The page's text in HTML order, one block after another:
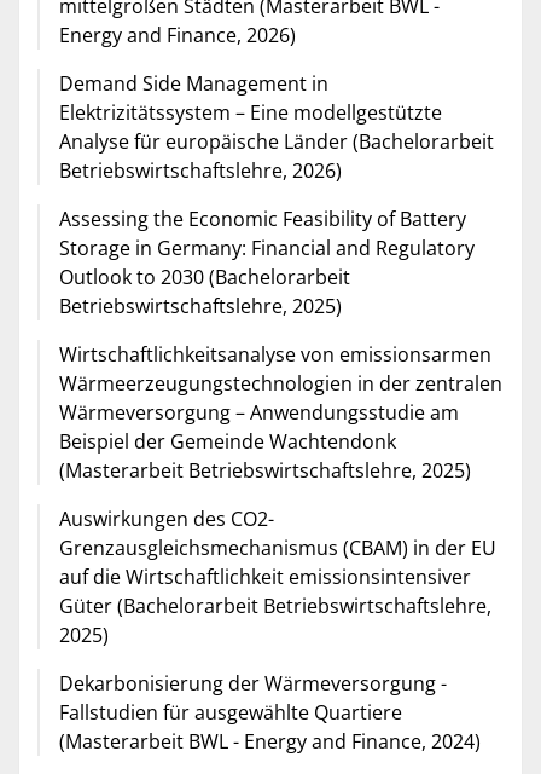
mittelgroßen Städten (Masterarbeit BWL -
Energy and Finance, 2026)
Demand Side Management in
Elektrizitätssystem – Eine modellgestützte
Analyse für europäische Länder (Bachelorarbeit
Betriebswirtschaftslehre, 2026)
Assessing the Economic Feasibility of Battery
Storage in Germany: Financial and Regulatory
Outlook to 2030 (Bachelorarbeit
Betriebswirtschaftslehre, 2025)
Wirtschaftlichkeitsanalyse von emissionsarmen
Wärmeerzeugungstechnologien in der zentralen
Wärmeversorgung – Anwendungsstudie am
Beispiel der Gemeinde Wachtendonk
(Masterarbeit Betriebswirtschaftslehre, 2025)
Auswirkungen des CO2-
Grenzausgleichsmechanismus (CBAM) in der EU
auf die Wirtschaftlichkeit emissionsintensiver
Güter (Bachelorarbeit Betriebswirtschaftslehre,
2025)
Dekarbonisierung der Wärmeversorgung -
Fallstudien für ausgewählte Quartiere
(Masterarbeit BWL - Energy and Finance, 2024)